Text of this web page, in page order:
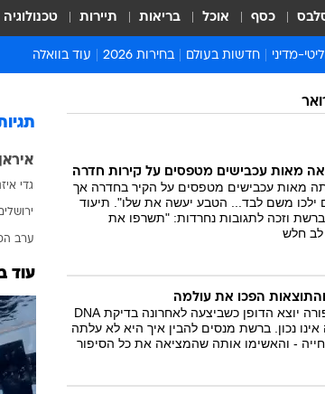
כסף אוכל בריאות תיירות טכנולוגיה
מדיני
חוץ
חדשות בעולם
אירופה
אסיה והפסיפיק
אפריקה
בחירות 2026 עוד בוואלה
סרי ושלזינגר
אסור לפספס
מדע וסביבה
זמני כניסת שבת
לוח חופשות וחגים
לוח שנה
חדשות יהדות
חדשות המשפט
מאות עכבישים מטפסים על קירות חדרה
מאות עכבישים מטפסים על הקיר בחדרה אך
ילכו משם לבד... הטבע יעשה את שלו". תיעוד
וזכה לתגובות נחרדות: "תשרפו את
לב חלש
משתמשת טיקטוק שיתפה את סיפורה יוצא הדופן כשביצעה לאחרונה בדיקת DNA
נכון. ברשת מנסים להבין איך היא לא עלתה
- והאשימו אותה שהמציאה את כל הסיפור
איראן
גדי
ירושלים
ערב
עוד